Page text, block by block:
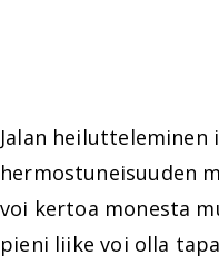
Jalan heilutteleminen
hermostuneisuuden
voi kertoa monesta
pieni liike voi olla